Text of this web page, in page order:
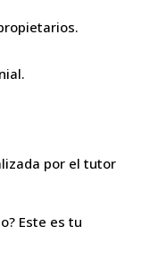
por el tutor
Este es tu